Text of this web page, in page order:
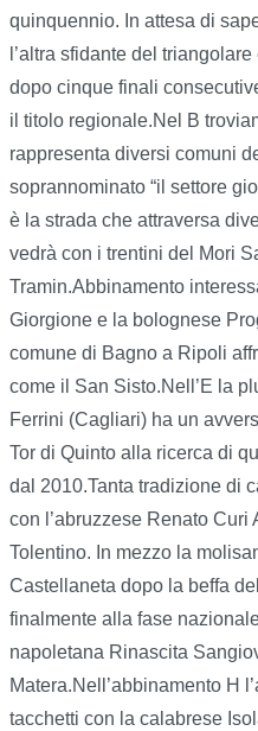
quinquennio. In attesa di
l’altra sfidante del
dopo cinque finali
il titolo regionale.Nel B
rappresenta diversi comuni
soprannominato “il settore
è la strada che attraversa
vedrà con i trentini del Mori
Tramin.Abbinamento
Giorgione e la bolognese
comune di Bagno a Ripoli
come il San Sisto.Nell’E la
Ferrini (Cagliari) ha un
Tor di Quinto alla ricerca di
dal 2010.Tanta tradizione di
con l’abruzzese Renato
Tolentino. In mezzo la
Castellaneta dopo la beffa
finalmente alla fase
napoletana Rinascita
Matera.Nell’abbinamento H
tacchetti con la calabrese